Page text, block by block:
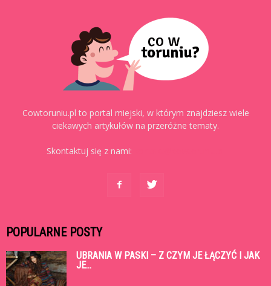
Cowtoruniu.pl to portal miejski, w którym znajdziesz wiele
ciekawych artykułów na przeróżne tematy.
Skontaktuj się z nami:
POPULARNE POSTY
UBRANIA W PASKI – Z CZYM JE ŁĄCZYĆ I JAK
JE...